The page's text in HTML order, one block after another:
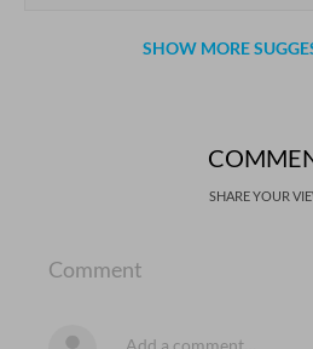
SHOW MORE
SHARE YOUR
Comment